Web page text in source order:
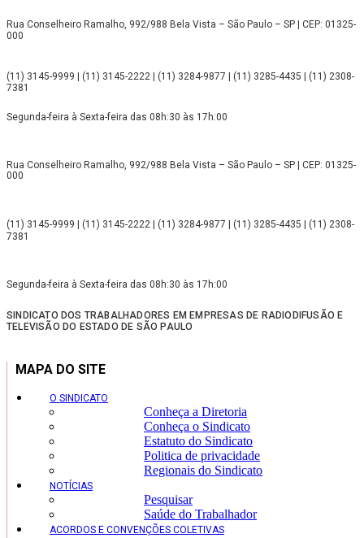
Rua Conselheiro Ramalho, 992/988 Bela Vista – São Paulo – SP | CEP: 01325-
000
(11) 3145-9999 | (11) 3145-2222 | (11) 3284-9877 | (11) 3285-4435 | (11) 2308-
7381
Segunda-feira à Sexta-feira das 08h:30 às 17h:00
Rua Conselheiro Ramalho, 992/988 Bela Vista – São Paulo – SP | CEP: 01325-
000
(11) 3145-9999 | (11) 3145-2222 | (11) 3284-9877 | (11) 3285-4435 | (11) 2308-
7381
Segunda-feira à Sexta-feira das 08h:30 às 17h:00
SINDICATO DOS TRABALHADORES EM EMPRESAS DE RADIODIFUSÃO E
TELEVISÃO DO ESTADO DE SÃO PAULO
MAPA DO SITE
O SINDICATO
Conheça a Diretoria
Conheça o Sindicato
Estatuto do Sindicato
Politica de privacidade
Regionais do Sindicato
NOTÍCIAS
Pesquisar
Saúde do Trabalhador
ACORDOS E CONVENÇÕES COLETIVAS